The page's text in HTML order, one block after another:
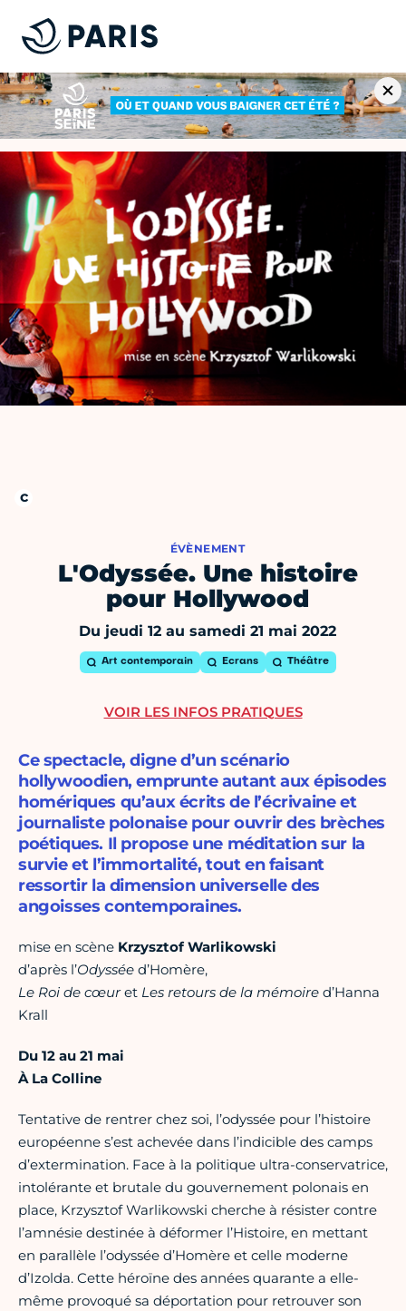
ÉVÈNEMENT
L'Odyssée. Une histoire
pour Hollywood
Du jeudi 12 au samedi 21 mai 2022
Art contemporain Ecrans Théâtre
Ce spectacle, digne d’un scénario
hollywoodien, emprunte autant aux épisodes
homériques qu’aux écrits de l’écrivaine et
journaliste polonaise pour ouvrir des brèches
poétiques. Il propose une méditation sur la
survie et l’immortalité, tout en faisant
ressortir la dimension universelle des
angoisses contemporaines.
mise en scène Krzysztof Warlikowski
d’après l’Odyssée d’Homère,
Le Roi de cœuret Les retours de la mémoire d’Hanna
Krall
Du 12 au 21 mai
À La Colline
Tentative de rentrer chez soi, l’odyssée pour l’histoire
européenne s’est achevée dans l’indicible des camps
d’extermination. Face à la politique ultra-conservatrice,
intolérante et brutale du gouvernement polonais en
place, Krzysztof Warlikowski cherche à résister contre
l’amnésie destinée à déformer l’Histoire, en mettant
en parallèle l’odyssée d’Homère et celle moderne
d’Izolda. Cette héroïne des années quarante a elle-
même provoqué sa déportation pour retrouver son
VOIR LES INFOS PRATIQUES